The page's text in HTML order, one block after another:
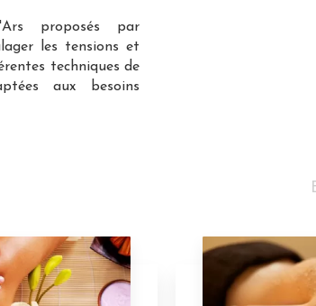
proposés par
les tensions et
techniques de
aux besoins